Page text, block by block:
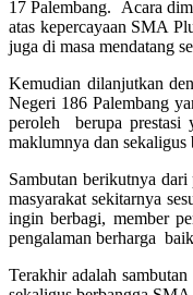
17 Palembang. Acara
atas kepercayaan SMA
juga di masa mendatang
Kemudian dilanjutkan
Negeri 186 Palembang
peroleh berupa prestasi
maklumnya dan sekaligus
Sambutan berikutnya
masyarakat sekitarnya
ingin berbagi, member
pengalaman berharga
Terakhir adalah